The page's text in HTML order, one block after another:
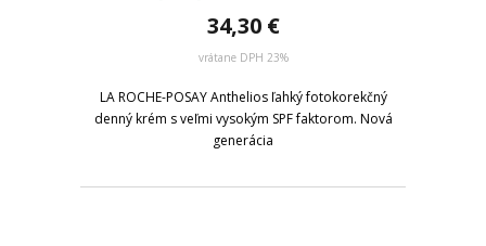
34,30 €
vrátane DPH 23%
LA ROCHE-POSAY Anthelios ľahký fotokorekčný
denný krém s veľmi vysokým SPF faktorom. Nová
generácia